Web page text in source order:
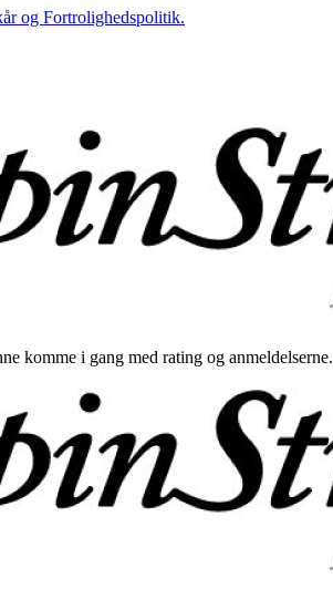
og Fortrolighedspolitik.
komme i gang med rating og anmeldelserne.